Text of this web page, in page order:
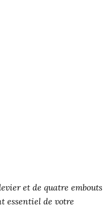
et de quatre embouts
essentiel de votre